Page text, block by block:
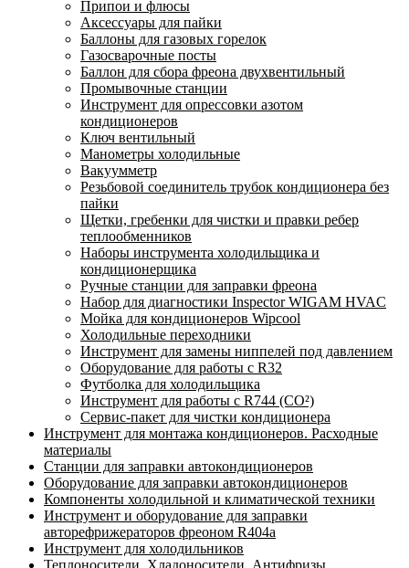
Припои и флюсы
Аксессуары для пайки
Баллоны для газовых горелок
Газосварочные посты
Баллон для сбора фреона двухвентильный
Промывочные станции
Инструмент для опрессовки азотом
кондиционеров
Ключ вентильный
Манометры холодильные
Вакуумметр
Резьбовой соединитель трубок кондиционера без
пайки
Щетки, гребенки для чистки и правки ребер
теплообменников
Наборы инструмента холодильщика и
кондиционерщика
Ручные станции для заправки фреона
Набор для диагностики Inspector WIGAM HVAC
Мойка для кондиционеров Wipcool
Холодильные переходники
Инструмент для замены ниппелей под давлением
Оборудование для работы с R32
Футболка для холодильщика
Инструмент для работы с R744 (CO²)
Сервис-пакет для чистки кондиционера
Инструмент для монтажа кондиционеров. Расходные
материалы
Станции для заправки автокондиционеров
Оборудование для заправки автокондиционеров
Компоненты холодильной и климатической техники
Инструмент и оборудование для заправки
авторефрижераторов фреоном R404a
Инструмент для холодильников